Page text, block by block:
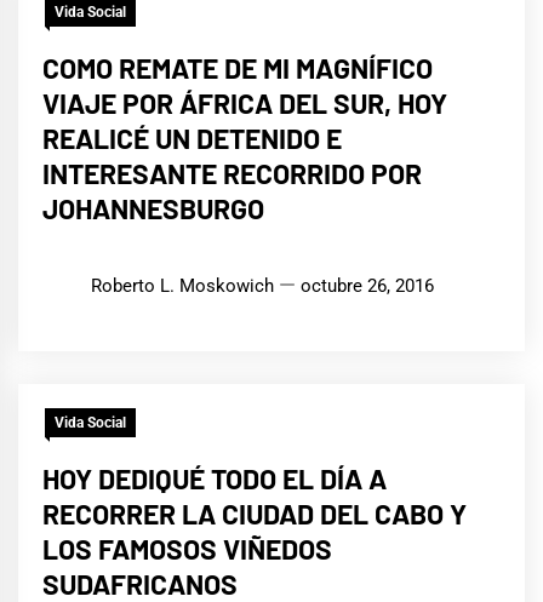
Vida Social
COMO REMATE DE MI MAGNÍFICO
VIAJE POR ÁFRICA DEL SUR, HOY
REALICÉ UN DETENIDO E
INTERESANTE RECORRIDO POR
JOHANNESBURGO
Roberto L. Moskowich octubre 26, 2016
Vida Social
HOY DEDIQUÉ TODO EL DÍA A
RECORRER LA CIUDAD DEL CABO Y
LOS FAMOSOS VIÑEDOS
SUDAFRICANOS